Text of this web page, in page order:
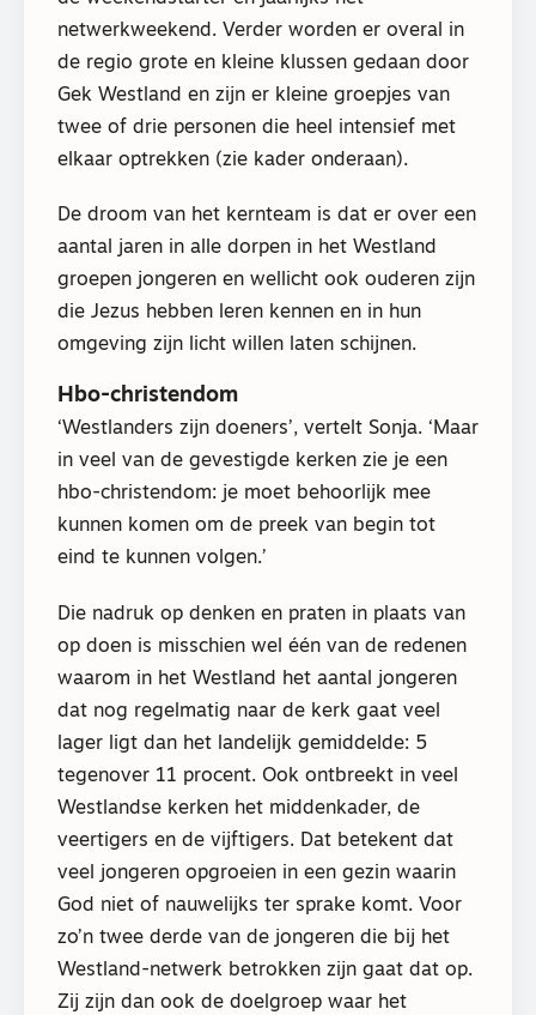
netwerkweekend. Verder worden er overal in
de regio grote en kleine klussen gedaan door
Gek Westland en zijn er kleine groepjes van
twee of drie personen die heel intensief met
elkaar optrekken (zie kader onderaan).
De droom van het kernteam is dat er over een
aantal jaren in alle dorpen in het Westland
groepen jongeren en wellicht ook ouderen zijn
die Jezus hebben leren kennen en in hun
omgeving zijn licht willen laten schijnen.
Hbo-christendom
‘Westlanders zijn doeners’, vertelt Sonja. ‘Maar
in veel van de gevestigde kerken zie je een
hbo-christendom: je moet behoorlijk mee
kunnen komen om de preek van begin tot
eind te kunnen volgen.’
Die nadruk op denken en praten in plaats van
op doen is misschien wel één van de redenen
waarom in het Westland het aantal jongeren
dat nog regelmatig naar de kerk gaat veel
lager ligt dan het landelijk gemiddelde: 5
tegenover 11 procent. Ook ontbreekt in veel
Westlandse kerken het middenkader, de
veertigers en de vijftigers. Dat betekent dat
veel jongeren opgroeien in een gezin waarin
God niet of nauwelijks ter sprake komt. Voor
zo’n twee derde van de jongeren die bij het
Westland-netwerk betrokken zijn gaat dat op.
Zij zijn dan ook de doelgroep waar het